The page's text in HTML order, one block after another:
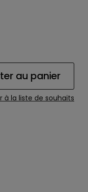
au panier
à la liste de souhaits